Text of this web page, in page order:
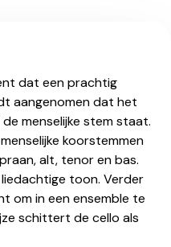
dat een prachtig
aangenomen dat het
menselijke stem staat.
koorstemmen
alt, tenor en bas.
toon. Verder
om in een ensemble te
schittert de cello als